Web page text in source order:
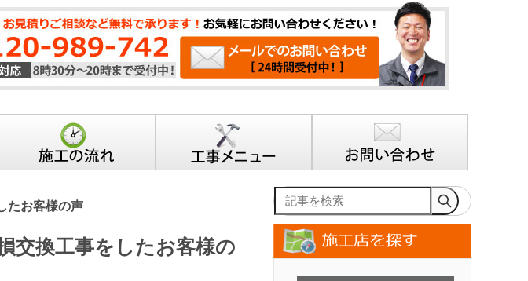
たお客様の声
交換工事をしたお客様の
記事を検索